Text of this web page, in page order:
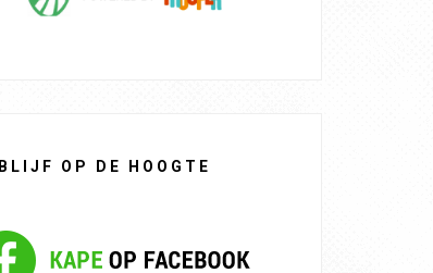
BLIJF OP DE HOOGTE